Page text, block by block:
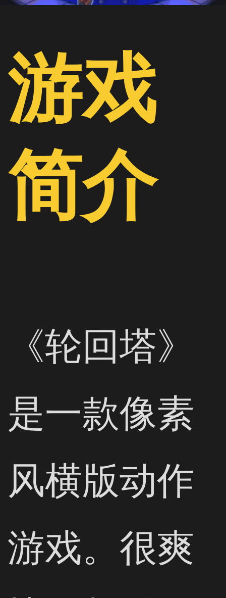
游戏
简介
《轮回塔》
是一款像素
风横版动作
游戏。很爽